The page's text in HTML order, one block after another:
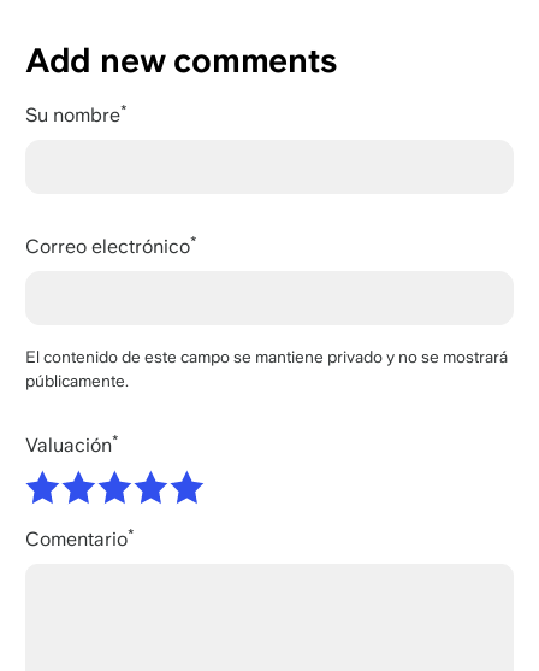
Add new comments
Su nombre
Correo electrónico
El contenido de este campo se mantiene privado y no se mostrará
públicamente.
Valuación
Comentario